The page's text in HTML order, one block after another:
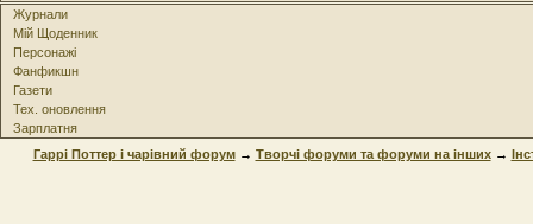
Журнали
Мій Щоденник
Персонажі
Фанфикшн
Газети
Тех. оновлення
Зарплатня
Гаррі Поттер і чарівний форум→ Творчі форуми та форуми на інших→